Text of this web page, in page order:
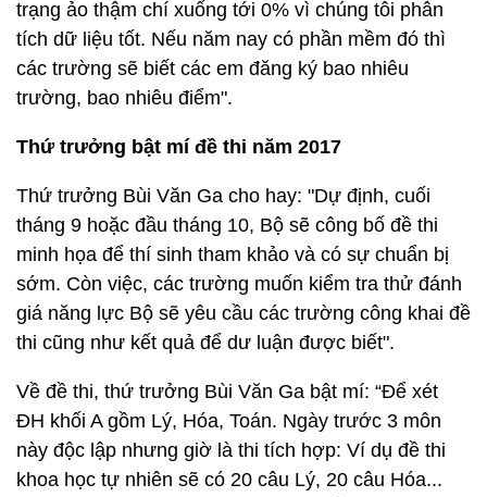
trạng ảo thậm chí xuống tới 0% vì chúng tôi phân
tích dữ liệu tốt. Nếu năm nay có phần mềm đó thì
các trường sẽ biết các em đăng ký bao nhiêu
trường, bao nhiêu điểm".
Thứ trưởng bật mí đề thi năm 2017
Thứ trưởng Bùi Văn Ga cho hay: "Dự định, cuối
tháng 9 hoặc đầu tháng 10, Bộ sẽ công bố đề thi
minh họa để thí sinh tham khảo và có sự chuẩn bị
sớm. Còn việc, các trường muốn kiểm tra thử đánh
giá năng lực Bộ sẽ yêu cầu các trường công khai đề
thi cũng như kết quả để dư luận được biết".
Về đề thi, thứ trưởng Bùi Văn Ga bật mí: “Để xét
ĐH khối A gồm Lý, Hóa, Toán. Ngày trước 3 môn
này độc lập nhưng giờ là thi tích hợp: Ví dụ đề thi
khoa học tự nhiên sẽ có 20 câu Lý, 20 câu Hóa...